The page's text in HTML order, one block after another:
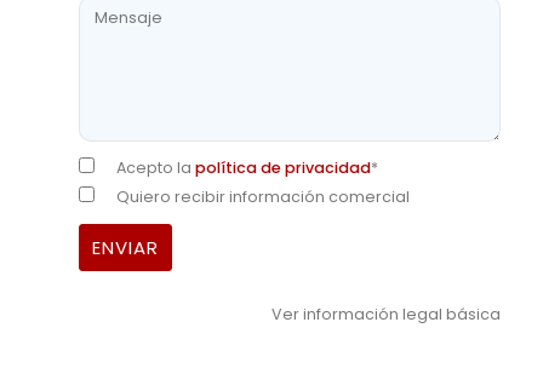
Acepto la política de privacidad*
Quiero recibir información comercial
Ver información legal básica